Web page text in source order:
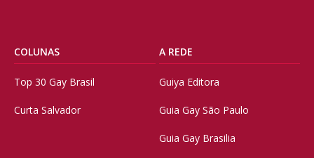
COLUNAS
Top 30 Gay Brasil
Curta Salvador
A REDE
Guiya Editora
Guia Gay São Paulo
Guia Gay Brasilia